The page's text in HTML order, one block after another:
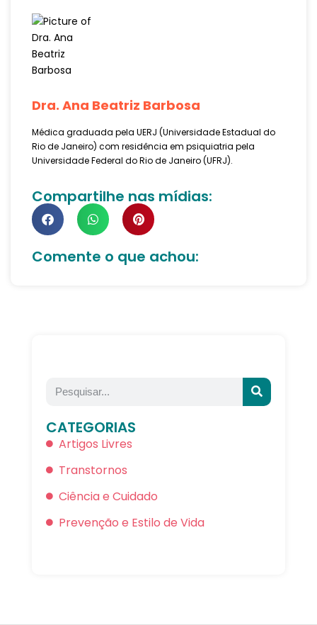
Dra. Ana Beatriz Barbosa
Médica graduada pela UERJ (Universidade Estadual do
Rio de Janeiro) com residência em psiquiatria pela
Universidade Federal do Rio de Janeiro (UFRJ).
Compartilhe nas mídias:
Comente o que achou:
CATEGORIAS
Artigos Livres
Transtornos
Ciência e Cuidado
Prevenção e Estilo de Vida